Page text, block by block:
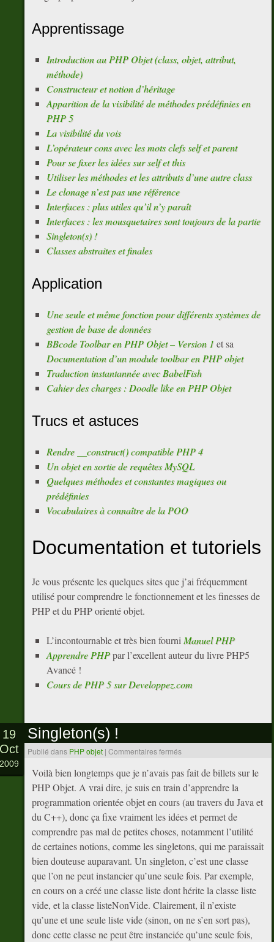
Apprentissage
Introduction au PHP Objet (class, objet, attribut,
méthode)
Constructeur et notion d’héritage
Apparition de la visibilité de méthodes prédéfinies en
PHP 5
La visibilité du vois
L’opérateur cons avec les mots clefs self et parent
Pour se fixer les idées sur self et this
Utiliser les méthodes et les attributs d’une autre class
Le clonage n’est pas une référence
Interfaces : plus utiles qu’il n’y paraît
Interfaces : les mousquetaires sont toujours de la partie
Singleton(s) !
Classes abstraites et finales
Application
Une seule et même fonction pour différents systèmes de
gestion de base de données
BBcode Toolbar en PHP Objet – Version 1 et sa
Documentation d’un module toolbar en PHP objet
Traduction instantannée avec BabelFish
Cahier des charges : Doodle like en PHP Objet
Trucs et astuces
Rendre __construct() compatible PHP 4
Un objet en sortie de requêtes MySQL
Quelques méthodes et constantes magiques ou
prédéfinies
Vocabulaires à connaître de la POO
Documentation et tutoriels
Je vous présente les quelques sites que j’ai fréquemment
utilisé pour comprendre le fonctionnement et les finesses de
PHP et du PHP orienté objet.
L’incontournable et très bien fourni Manuel PHP
Apprendre PHPpar l’excellent auteur du livre PHP5
Avancé !
Cours de PHP 5 sur Developpez.com
Singleton(s) !
Publié dans PHP objet | Commentaires fermés
19
Oct
2009
Voilà bien longtemps que je n’avais pas fait de billets sur le
PHP Objet. A vrai dire, je suis en train d’apprendre la
programmation orientée objet en cours (au travers du Java et
du C++), donc ça fixe vraiment les idées et permet de
comprendre pas mal de petites choses, notamment l’utilité
de certaines notions, comme les singletons, qui me paraissait
bien douteuse auparavant. Un singleton, c’est une classe
que l’on ne peut instancier qu’une seule fois. Par exemple,
en cours on a créé une classe liste dont hérite la classe liste
vide, et la classe listeNonVide. Clairement, il n’existe
qu’une et une seule liste vide (sinon, on ne s’en sort pas),
donc cette classe ne peut être instanciée qu’une seule fois,